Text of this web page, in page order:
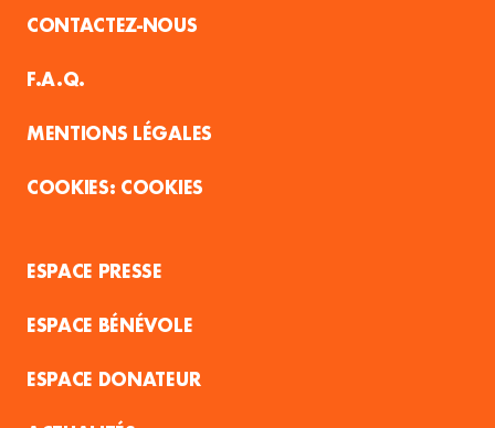
CONTACTEZ-NOUS
F.A.Q.
MENTIONS LÉGALES
COOKIES
ESPACE PRESSE
ESPACE BÉNÉVOLE
ESPACE DONATEUR